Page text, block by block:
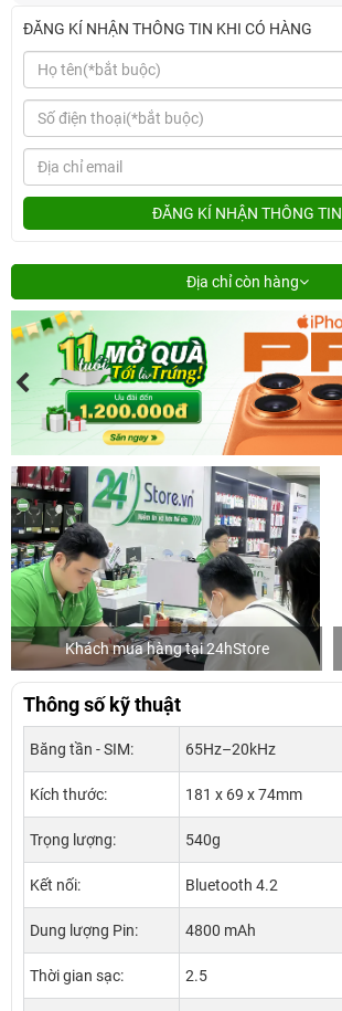
ĐĂNG KÍ NHẬN THÔNG TIN KHI CÓ HÀNG
ĐĂNG KÍ NHẬN THÔNG TIN
Địa chỉ còn hàng
Khách mua hàng tại 24hStore
Thông số kỹ thuật
Băng tần - SIM: 65Hz–20kHz
Kích thước: 181 x 69 x 74mm
Trọng lượng: 540g
Kết nối: Bluetooth 4.2
Dung lượng Pin: 4800 mAh
Thời gian sạc: 2.5